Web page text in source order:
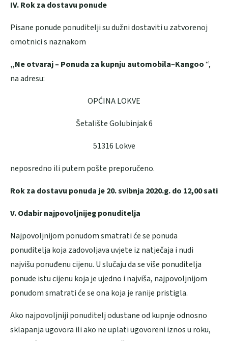
IV. Rok za dostavu ponude
Pisane ponude ponuditelji su dužni dostaviti u zatvorenoj
omotnici s naznakom
„Ne otvaraj – Ponuda za kupnju automobila–Kangoo“,
na adresu:
OPĆINA LOKVE
Šetalište Golubinjak 6
51316 Lokve
neposredno ili putem pošte preporučeno.
Rok za dostavu ponuda je 20. svibnja 2020.g. do 12,00 sati
V. Odabir najpovoljnijeg ponuditelja
Najpovoljnijom ponudom smatrati će se ponuda
ponuditelja koja zadovoljava uvjete iz natječaja i nudi
najvišu ponuđenu cijenu. U slučaju da se više ponuditelja
ponude istu cijenu koja je ujedno i najviša, najpovoljnijom
ponudom smatrati će se ona koja je ranije pristigla.
Ako najpovoljniji ponuditelj odustane od kupnje odnosno
sklapanja ugovora ili ako ne uplati ugovoreni iznos u roku,